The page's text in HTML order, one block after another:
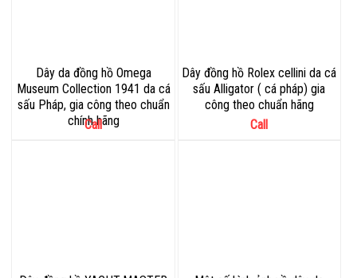
Dây da đồng hồ Omega
Museum Collection 1941 da cá
sấu Pháp, gia công theo chuẩn
chính hãng
Call
Dây đồng hồ Rolex cellini da cá
sấu Alligator ( cá pháp) gia
công theo chuẩn hãng
Call